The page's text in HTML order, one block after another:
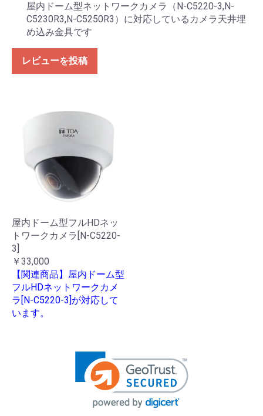
屋内ドーム型ネットワークカメラ（N-C5220-3,N-
C5230R3,N-C5250R3）に対応しているカメラ天井埋
め込み金具です
レビューを投稿
屋内ドーム型フルHDネッ
トワークカメラ[N-C5220-
3]
￥33,000
【関連商品】屋内ドーム型
フルHDネットワークカメ
ラ[N-C5220-3]が対応して
います。